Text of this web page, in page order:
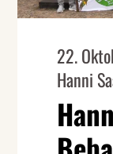
22.
Hanni